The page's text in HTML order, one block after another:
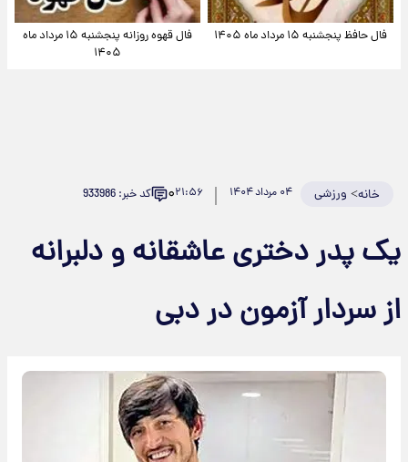
فال حافظ پنجشنبه ۱۵ مرداد ماه ۱۴۰۵
فال قهوه روزانه پنجشنبه ۱۵ مرداد ماه
۱۴۰۵
خانه> ورزشی ۰۴ مرداد ۱۴۰۴ ۲۱:۵۶۰ کد خبر: 933986
یک پدر دختری عاشقانه و دلبرانه
از سردار آزمون در دبی